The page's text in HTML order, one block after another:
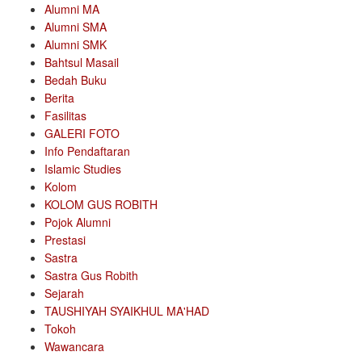
Alumni MA
Alumni SMA
Alumni SMK
Bahtsul Masail
Bedah Buku
Berita
Fasilitas
GALERI FOTO
Info Pendaftaran
Islamic Studies
Kolom
KOLOM GUS ROBITH
Pojok Alumni
Prestasi
Sastra
Sastra Gus Robith
Sejarah
TAUSHIYAH SYAIKHUL MA'HAD
Tokoh
Wawancara